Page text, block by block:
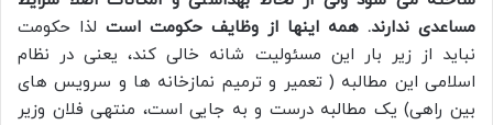
مساعدی ندارند. همه اینها از وظایف حکومت است لذا حکومت
نباید از زیر بار این مسئولیت شانه خالی کند، یعنی در نظام
اسلامی این مطالبه ( تعمیر و ترمیم نمازخانه ها و سرویس های
بین راهی) یک مطالبه درست و به جایی است، منتهی فلان وزیر